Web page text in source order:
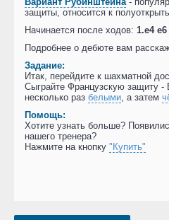
защиты, относится к
Начинается после ходов: 1.e4
Подробнее о дебюте вам
Задание:
Итак, перейдите к шахматной
Сыграйте Французскую защиту -
несколько раз белыми, а затем
Помощь:
Хотите узнать больше?
нашего тренера?
Нажмите на кнопку "Купить"